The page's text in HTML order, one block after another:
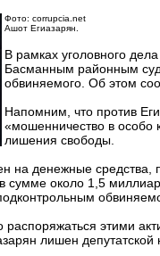
Фото: corrupcia.net
Ашот Егиазарян.
В рамках уголовного
Басманным районным
обвиняемого. Об этом
Напомним, что против
«мошенничество в особо
лишения свободы.
на денежные
сумме около 1,5
распоряжаться этими
лишен